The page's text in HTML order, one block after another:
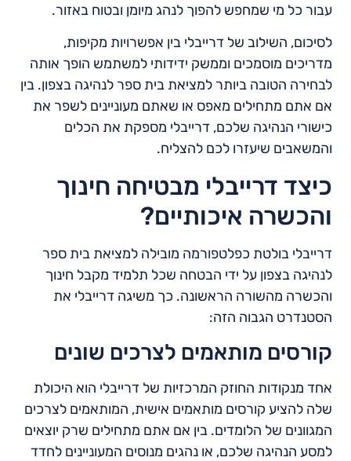
עבור כל מי שמחפש להפוך לנהג מיומן ובטוח באזור.
לסיכום, השילוב של דרייבלי בין אפשרויות מקיפות,
מדריכים מוסמכים וממשק ידידותי למשתמש הופך אותה
לבחירה הטובה ביותר למציאת בית ספר לנהיגה בצפון. בין
אם אתם מתחילים מאפס או שאתם מעוניינים לשפר את
כישורי הנהיגה שלכם, דרייבלי מספקת את הכלים
והמשאבים שיעזרו לכם להצליח.
כיצד דרייבלי מבטיחה חינוך
והכשרה איכותיים?
דרייבלי בולטת כפלטפורמה מובילה למציאת בית ספר
לנהיגה בצפון על ידי הבטחה שכל תלמיד מקבל חינוך
והכשרה מהשורה הראשונה. כך משיגה דרייבלי את
הסטנדרט הגבוה הזה:
קורסים מותאמים לצרכים שונים
אחד מנקודות החוזק המרכזיות של דרייבלי הוא היכולת
שלה להציע קורסים מותאמים אישית, המותאמים לצרכים
המגוונים של הלומדים. בין אם אתם מתחילים שרק יוצאים
למסע הנהיגה שלכם, או נהגים מנוסים המעוניינים לחדד